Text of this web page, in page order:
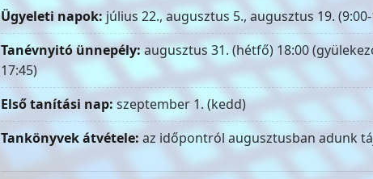
Ügyeleti napok:július 22., augusztus 5., augusztus 19.
Tanévnyitó ünnepély:augusztus 31. (hétfő) 18:00
17:45)
Első tanítási nap:szeptember 1. (kedd)
Tankönyvek átvétele: az időpontról augusztusban adunk